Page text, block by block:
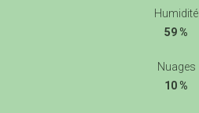
Humidité
59 %
Nuages
10 %